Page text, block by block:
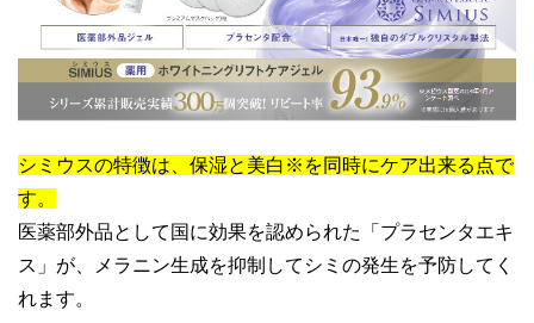
シミウスの特徴は、保湿と美白※を同時にケア出来る点で
す。
医薬部外品として国に効果を認められた「プラセンタエキ
ス」が、メラニン生成を抑制してシミの発生を予防してく
れます。